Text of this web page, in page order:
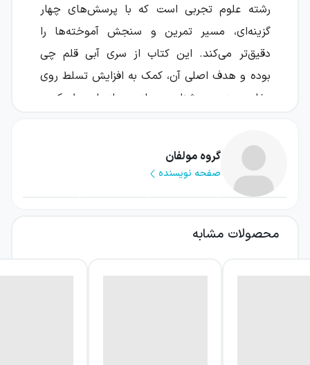
رشته علوم تجربی است که با پرسش‌های چهار
گزینه‌ای، مسیر تمرین و سنجش آموخته‌ها را
دقیق‌تر می‌کند. این کتاب از سری آبی قلم چی
بوده و هدف اصلی آن، کمک به افزایش تسلط روی
مفاهیم زیست شناسی دوازدهم از راه حل کردن
می‌خواهید هنگام مطالعه، فقط به خواندن اکتفا
نکنید و به شکل جدی‌تری خودتان را در شرایط
سؤال‌محور محک بزنید، این مدل کتاب می‌تواند
کتاب زیست شناسی دوازدهم تست آبی قلم
گروه مولفان
صفحه نویسنده
محصولات مشابه